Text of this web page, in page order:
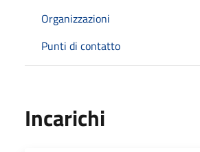
Organizzazioni
Punti di contatto
Incarichi